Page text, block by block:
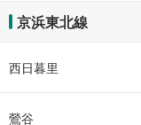
京浜東北線
西日暮里
鶯谷